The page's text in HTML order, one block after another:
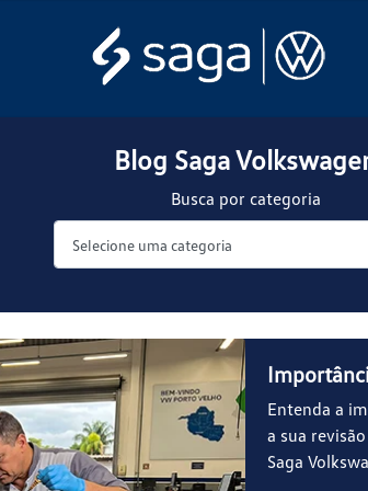
Blog Saga
Busca por categoria
Entenda a
a sua
Saga